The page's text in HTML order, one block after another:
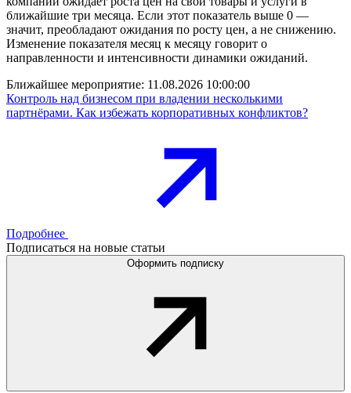
ближайшие три месяца. Если этот показатель выше 0 —
значит, преобладают ожидания по росту цен, а не снижению.
Изменение показателя месяц к месяцу говорит о
направленности и интенсивности динамики ожиданий.
Ближайшее мероприятие: 11.08.2026 10:00:00
Контроль над бизнесом при владении несколькими
партнёрами. Как избежать корпоративных конфликтов?
Подробнее
Подписаться на новые статьи
Оформить подписку